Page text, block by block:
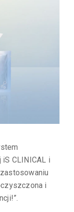
CLINICAL i
i